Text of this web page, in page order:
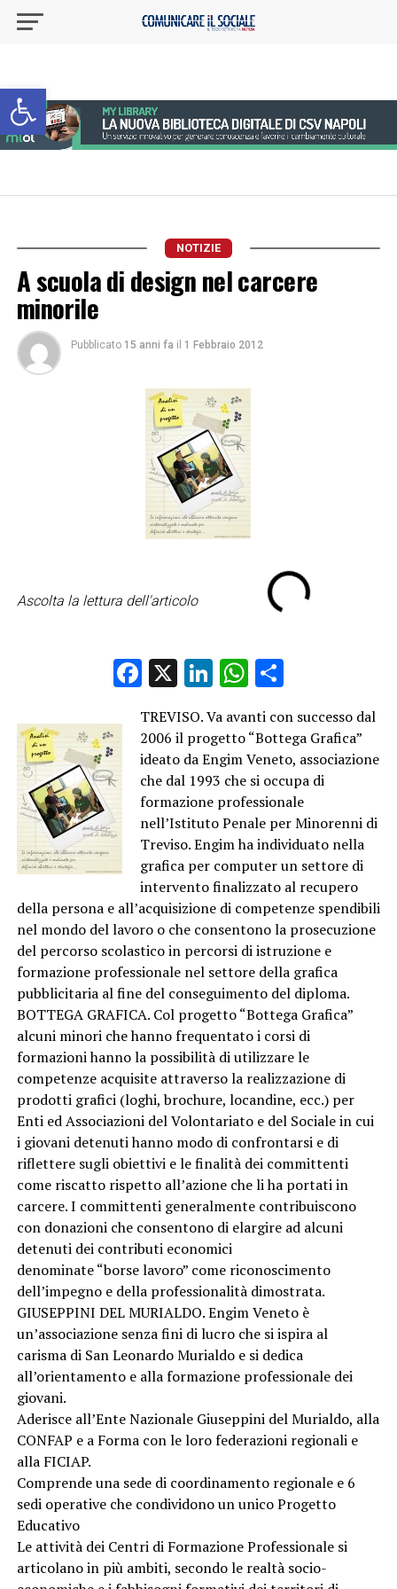
Apri la barra degli strumenti
NOTIZIE
A scuola di design nel carcere
minorile
Pubblicato 15 anni fa il 1 Febbraio 2012
Ascolta la lettura dell'articolo
Facebook
X LinkedIn
WhatsApp
Condividi
TREVISO. Va avanti con successo dal
2006 il progetto “Bottega Grafica”
ideato da Engim Veneto, associazione
che dal 1993 che si occupa di
formazione professionale
nell’Istituto Penale per Minorenni di
Treviso. Engim ha individuato nella
grafica per computer un settore di
intervento finalizzato al recupero
della persona e all’acquisizione di competenze spendibili
nel mondo del lavoro o che consentono la prosecuzione
del percorso scolastico in percorsi di istruzione e
formazione professionale nel settore della grafica
pubblicitaria al fine del conseguimento del diploma.
BOTTEGA GRAFICA. Col progetto “Bottega Grafica”
alcuni minori che hanno frequentato i corsi di
formazioni hanno la possibilità di utilizzare le
competenze acquisite attraverso la realizzazione di
prodotti grafici (loghi, brochure, locandine, ecc.) per
Enti ed Associazioni del Volontariato e del Sociale in cui
i giovani detenuti hanno modo di confrontarsi e di
riflettere sugli obiettivi e le finalità dei committenti
come riscatto rispetto all’azione che li ha portati in
carcere. I committenti generalmente contribuiscono
con donazioni che consentono di elargire ad alcuni
detenuti dei contributi economici
denominate “borse lavoro” come riconoscimento
dell’impegno e della professionalità dimostrata.
GIUSEPPINI DEL MURIALDO. Engim Veneto è
un’associazione senza fini di lucro che si ispira al
carisma di San Leonardo Murialdo e si dedica
all’orientamento e alla formazione professionale dei
giovani.
Aderisce all’Ente Nazionale Giuseppini del Murialdo, alla
CONFAP e a Forma con le loro federazioni regionali e
alla FICIAP.
Comprende una sede di coordinamento regionale e 6
sedi operative che condividono un unico Progetto
Educativo
Le attività dei Centri di Formazione Professionale si
articolano in più ambiti, secondo le realtà socio-